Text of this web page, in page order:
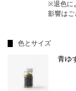
※退色に
影響はご
色とサイズ
青ゆ